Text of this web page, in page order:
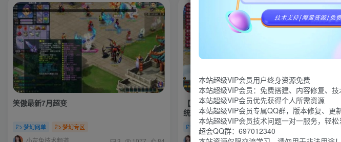
笑傲最新7月超变
梦幻网单 梦幻专区
【单机+源码】魔改包子4超变-功德系统-神器系
统-战备系统-灵气系统-转生系统-称号系统-更多
功能玩法自行体验-搭建教程-源码
梦幻网单 游戏分享 游戏网单
本站超级VIP会员用户终身资源免费
本站超级VIP会员：免费搭建、内容修复、
本站超级VIP会员优先获得个人所需资源
本站超级VIP会员专属QQ群，版本修复、更
本站超级VIP会员技术问题一对一服务，轻松
超会QQ群：697012340